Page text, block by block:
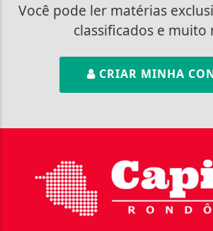
Você pode ler matérias
classificados e muito
CRIAR MINHA